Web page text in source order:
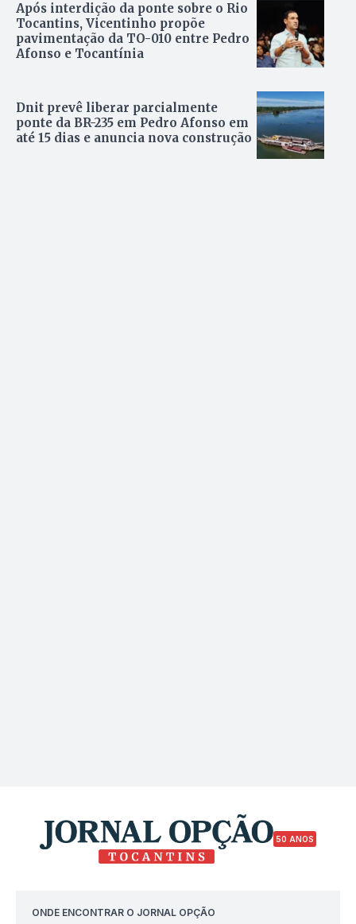
Após interdição da ponte sobre o Rio
Tocantins, Vicentinho propõe
pavimentação da TO-010 entre Pedro
Afonso e Tocantínia
Dnit prevê liberar parcialmente
ponte da BR-235 em Pedro Afonso em
até 15 dias e anuncia nova construção
50 ANOS
ONDE ENCONTRAR O JORNAL OPÇÃO